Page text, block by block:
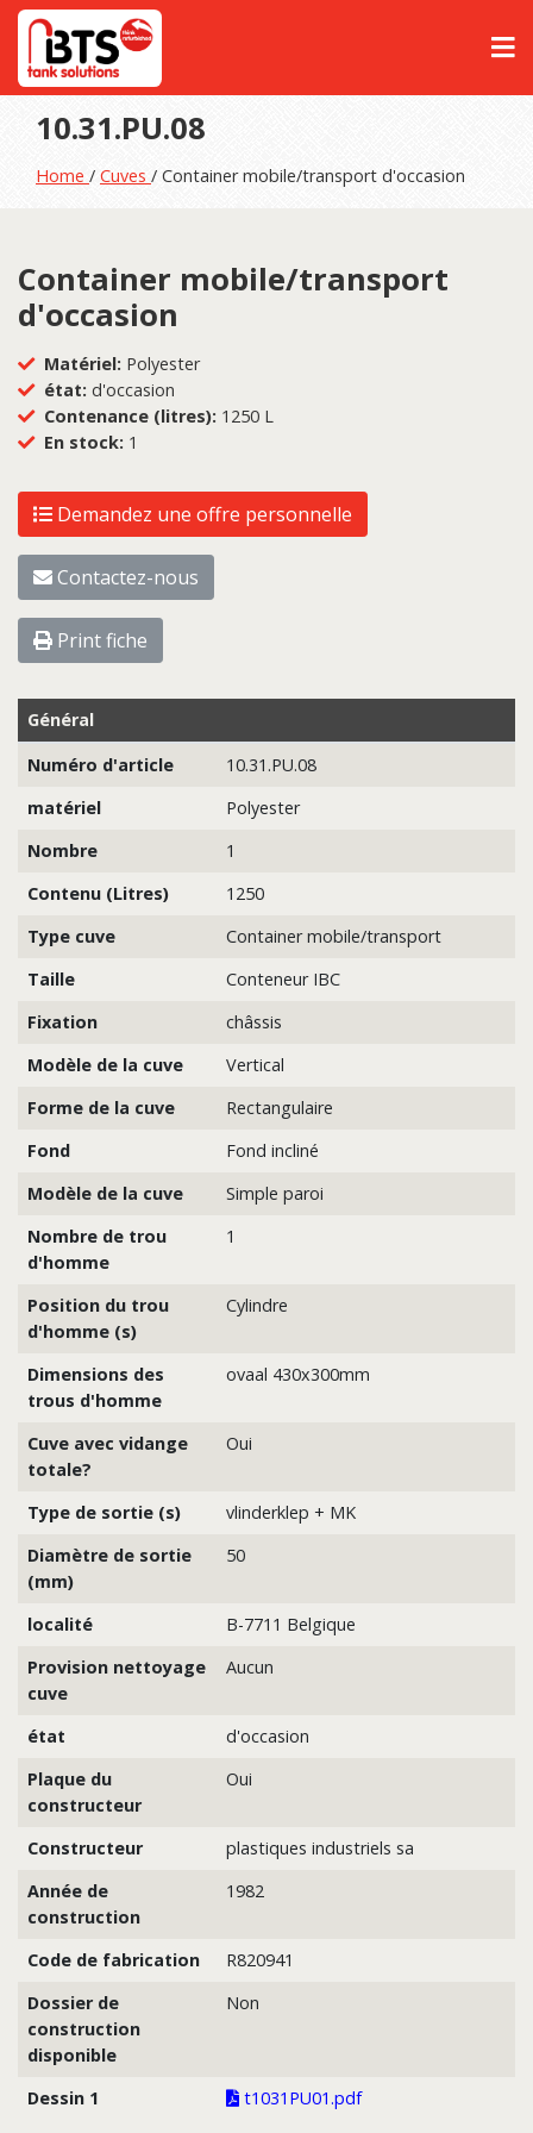
10.31.PU.08
Home / Cuves / Container mobile/transport d'occasion
Container mobile/transport
d'occasion
Matériel: Polyester
état: d'occasion
Contenance (litres): 1250 L
En stock: 1
Demandez une offre personnelle
Contactez-nous
Print fiche
Général
Numéro d'article
10.31.PU.08
matériel
Polyester
Nombre
1
Contenu (Litres)
1250
Type cuve
Container mobile/transport
Taille
Conteneur IBC
Fixation
châssis
Modèle de la cuve
Vertical
Forme de la cuve
Rectangulaire
Fond
Fond incliné
Modèle de la cuve
Simple paroi
Nombre de trou
d'homme
1
Position du trou
d'homme (s)
Cylindre
Dimensions des
trous d'homme
ovaal 430x300mm
Cuve avec vidange
totale?
Oui
Type de sortie (s)
vlinderklep + MK
Diamètre de sortie
(mm)
50
localité
B-7711 Belgique
Provision nettoyage
cuve
Aucun
état
d'occasion
Plaque du
constructeur
Oui
Constructeur
plastiques industriels sa
Année de
construction
1982
Code de fabrication
R820941
Dossier de
construction
disponible
Non
Dessin 1 t1031PU01.pdf